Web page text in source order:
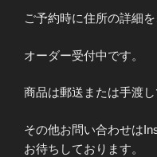
ご予約時に住所の詳細を
オーダー受付中です。
商品は郵送または手渡し
その他お問い合わせは
お待ちしております。